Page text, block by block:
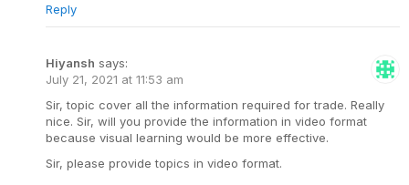
Reply
Hiyansh says:
July 21, 2021 at 11:53 am
Sir, topic cover all the information required for trade. Really
nice. Sir, will you provide the information in video format
because visual learning would be more effective.
Sir, please provide topics in video format.